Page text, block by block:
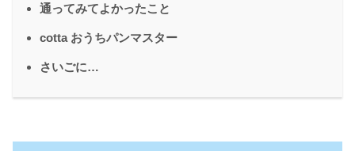
通ってみてよかったこと
cotta おうちパンマスター
さいごに…